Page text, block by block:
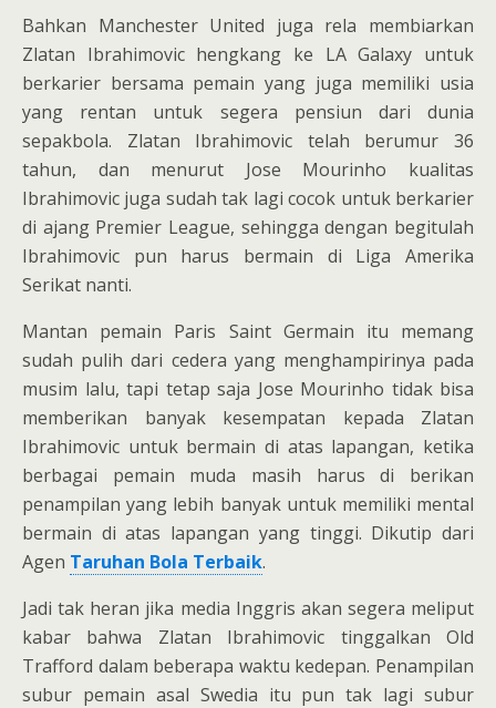
Bahkan Manchester United juga rela membiarkan
Zlatan Ibrahimovic hengkang ke LA Galaxy untuk
berkarier bersama pemain yang juga memiliki usia
yang rentan untuk segera pensiun dari dunia
sepakbola. Zlatan Ibrahimovic telah berumur 36
tahun, dan menurut Jose Mourinho kualitas
Ibrahimovic juga sudah tak lagi cocok untuk berkarier
di ajang Premier League, sehingga dengan begitulah
Ibrahimovic pun harus bermain di Liga Amerika
Serikat nanti.
Mantan pemain Paris Saint Germain itu memang
sudah pulih dari cedera yang menghampirinya pada
musim lalu, tapi tetap saja Jose Mourinho tidak bisa
memberikan banyak kesempatan kepada Zlatan
Ibrahimovic untuk bermain di atas lapangan, ketika
berbagai pemain muda masih harus di berikan
penampilan yang lebih banyak untuk memiliki mental
bermain di atas lapangan yang tinggi. Dikutip dari
Agen Taruhan Bola Terbaik.
Jadi tak heran jika media Inggris akan segera meliput
kabar bahwa Zlatan Ibrahimovic tinggalkan Old
Trafford dalam beberapa waktu kedepan. Penampilan
subur pemain asal Swedia itu pun tak lagi subur